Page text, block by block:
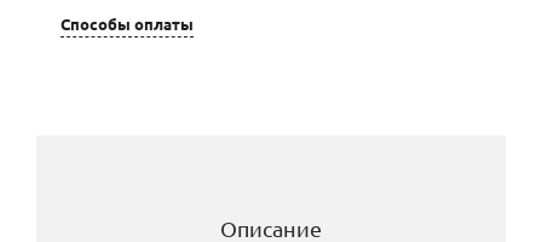
Способы оплаты
Описание